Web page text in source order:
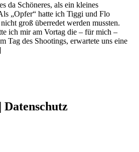
da Schöneres, als ein kleines
„Opfer“ hatte ich Tiggi und Flo
groß überredet werden mussten.
ich mir am Vortag die – für mich –
Tag des Shootings, erwartete uns eine
Datenschutz